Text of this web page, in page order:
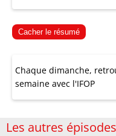
Cacher le résumé
Chaque dimanche,
semaine avec l'IFOP
Les autres épisodes